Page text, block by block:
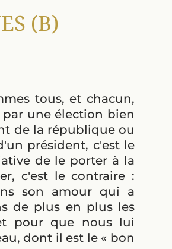
(B)
tous, et chacun,
par une élection bien
de la république ou
président, c'est le
de le porter à la
c'est le contraire :
son amour qui a
de plus en plus les
pour que nous lui
dont il est le « bon